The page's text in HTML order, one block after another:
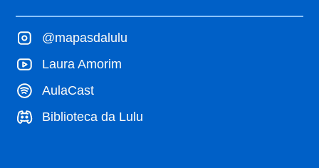
@mapasdalulu
Laura Amorim
AulaCast
Biblioteca da Lulu